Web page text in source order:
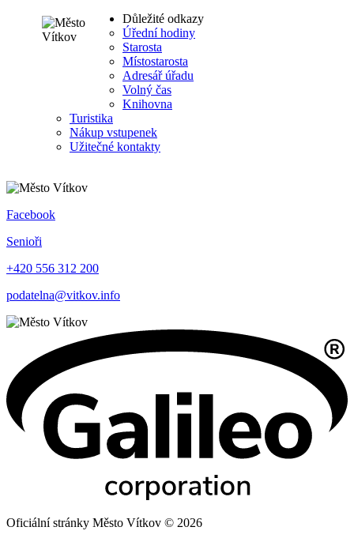
Důležité odkazy
Úřední hodiny
Starosta
Místostarosta
Adresář úřadu
Volný čas
Knihovna
Turistika
Nákup vstupenek
Užitečné kontakty
Facebook
Senioři
+420 556 312 200
podatelna@vitkov.info
Oficiální stránky Město Vítkov © 2026